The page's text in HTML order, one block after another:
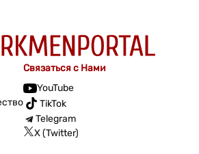
Связаться с Нами
YouTube
TikTok
Telegram
X (Twitter)